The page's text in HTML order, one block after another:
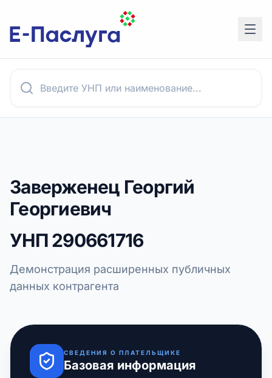
Заверженец Георгий
Георгиевич
УНП290661716
Демонстрация расширенных публичных
данных контрагента
СВЕДЕНИЯ О ПЛАТЕЛЬЩИКЕ
Базовая информация